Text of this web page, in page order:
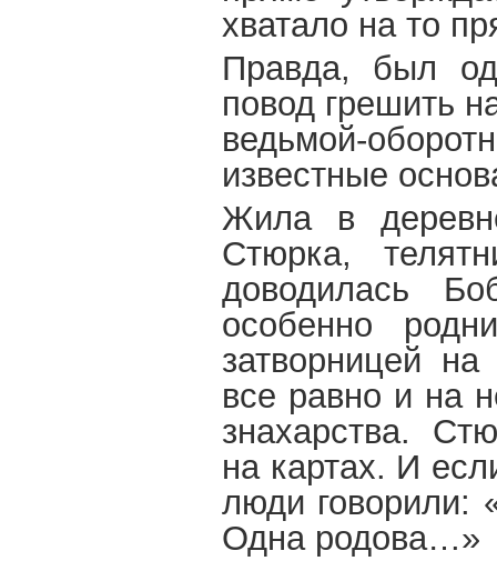
хватало на то
Правда, был
повод грешить
ведьмой-
известные
Жила в
Стюрка,
доводилась
особенно
затворницей
все равно и на
знахарства.
на картах. И
люди говорили:
Одна родова…»